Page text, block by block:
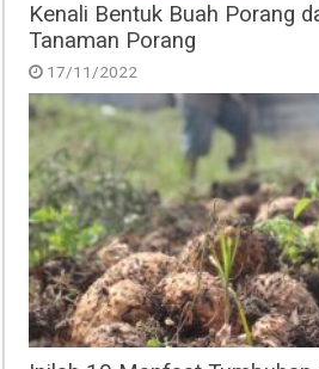
Kenali Bentuk Buah Porang
Tanaman Porang
17/11/2022